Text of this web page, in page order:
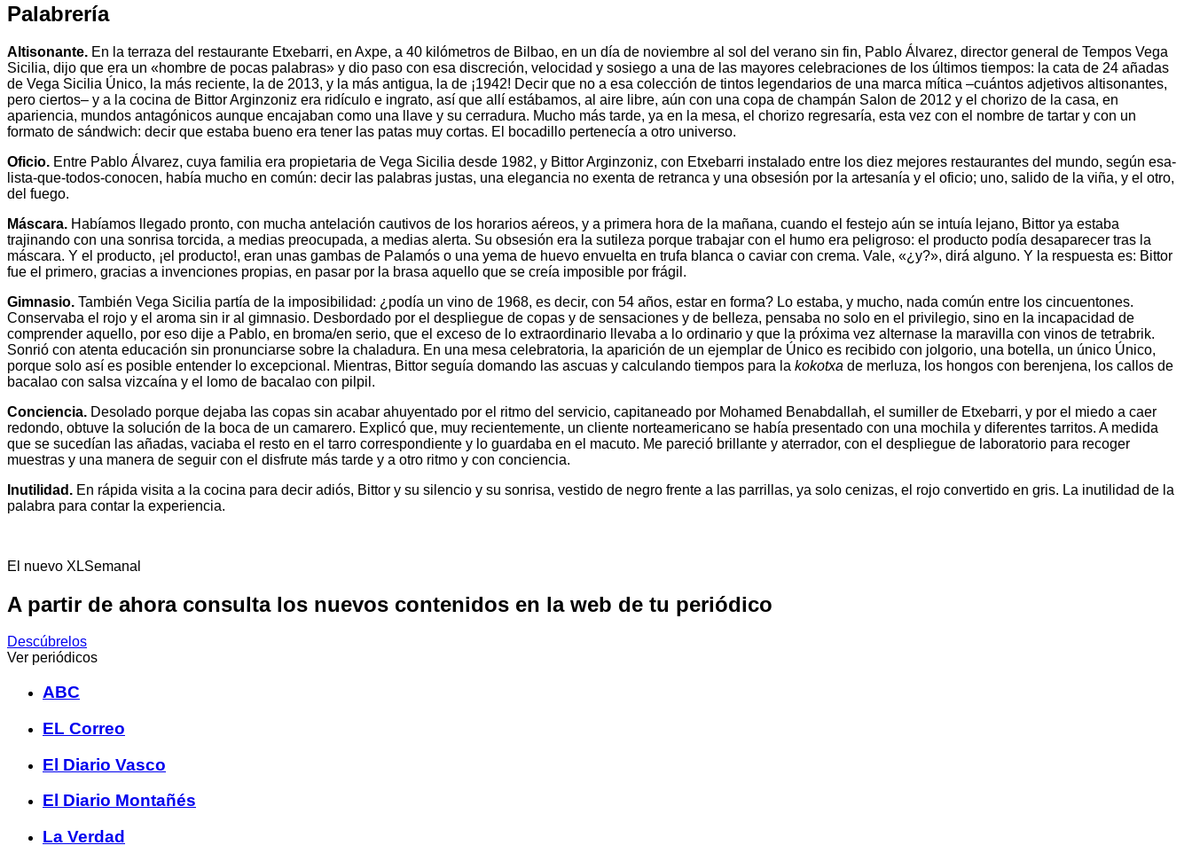
Palabrería
Altisonante. En la terraza del restaurante Etxebarri, en Axpe, a 40 kilómetros de Bilbao, en un día de noviembre al sol del verano sin fin, Pablo Álvarez, director general de Tempos Vega
Sicilia, dijo que era un «hombre de pocas palabras» y dio paso con esa discreción, velocidad y sosiego a una de las mayores celebraciones de los últimos tiempos: la cata de 24 añadas
de Vega Sicilia Único, la más reciente, la de 2013, y la más antigua, la de ¡1942! Decir que no a esa colección de tintos legendarios de una marca mítica –cuántos adjetivos altisonantes,
pero ciertos– y a la cocina de Bittor Arginzoniz era ridículo e ingrato, así que allí estábamos, al aire libre, aún con una copa de champán Salon de 2012 y el chorizo de la casa, en
apariencia, mundos antagónicos aunque encajaban como una llave y su cerradura. Mucho más tarde, ya en la mesa, el chorizo regresaría, esta vez con el nombre de tartar y con un
formato de sándwich: decir que estaba bueno era tener las patas muy cortas. El bocadillo pertenecía a otro universo.
Oficio. Entre Pablo Álvarez, cuya familia era propietaria de Vega Sicilia desde 1982, y Bittor Arginzoniz, con Etxebarri instalado entre los diez mejores restaurantes del mundo, según esa-
lista-que-todos-conocen, había mucho en común: decir las palabras justas, una elegancia no exenta de retranca y una obsesión por la artesanía y el oficio; uno, salido de la viña, y el otro,
del fuego.
Máscara. Habíamos llegado pronto, con mucha antelación cautivos de los horarios aéreos, y a primera hora de la mañana, cuando el festejo aún se intuía lejano, Bittor ya estaba
trajinando con una sonrisa torcida, a medias preocupada, a medias alerta. Su obsesión era la sutileza porque trabajar con el humo era peligroso: el producto podía desaparecer tras la
máscara. Y el producto, ¡el producto!, eran unas gambas de Palamós o una yema de huevo envuelta en trufa blanca o caviar con crema. Vale, «¿y?», dirá alguno. Y la respuesta es: Bittor
fue el primero, gracias a invenciones propias, en pasar por la brasa aquello que se creía imposible por frágil.
Gimnasio. También Vega Sicilia partía de la imposibilidad: ¿podía un vino de 1968, es decir, con 54 años, estar en forma? Lo estaba, y mucho, nada común entre los cincuentones.
Conservaba el rojo y el aroma sin ir al gimnasio. Desbordado por el despliegue de copas y de sensaciones y de belleza, pensaba no solo en el privilegio, sino en la incapacidad de
comprender aquello, por eso dije a Pablo, en broma/en serio, que el exceso de lo extraordinario llevaba a lo ordinario y que la próxima vez alternase la maravilla con vinos de tetrabrik.
Sonrió con atenta educación sin pronunciarse sobre la chaladura. En una mesa celebratoria, la aparición de un ejemplar de Único es recibido con jolgorio, una botella, un único Único,
porque solo así es posible entender lo excepcional. Mientras, Bittor seguía domando las ascuas y calculando tiempos para la kokotxa de merluza, los hongos con berenjena, los callos de
bacalao con salsa vizcaína y el lomo de bacalao con pilpil.
Conciencia. Desolado porque dejaba las copas sin acabar ahuyentado por el ritmo del servicio, capitaneado por Mohamed Benabdallah, el sumiller de Etxebarri, y por el miedo a caer
redondo, obtuve la solución de la boca de un camarero. Explicó que, muy recientemente, un cliente norteamericano se había presentado con una mochila y diferentes tarritos. A medida
que se sucedían las añadas, vaciaba el resto en el tarro correspondiente y lo guardaba en el macuto. Me pareció brillante y aterrador, con el despliegue de laboratorio para recoger
muestras y una manera de seguir con el disfrute más tarde y a otro ritmo y con conciencia.
Inutilidad. En rápida visita a la cocina para decir adiós, Bittor y su silencio y su sonrisa, vestido de negro frente a las parrillas, ya solo cenizas, el rojo convertido en gris. La inutilidad de la
palabra para contar la experiencia.
El nuevo XLSemanal
A partir de ahora consulta los nuevos contenidos en la web de tu periódico
Descúbrelos
Ver periódicos
ABC
EL Correo
El Diario Vasco
El Diario Montañés
La Verdad